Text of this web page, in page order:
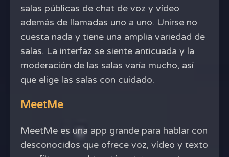
salas públicas de chat de voz y vídeo
además de llamadas uno a uno. Unirse no
cuesta nada y tiene una amplia variedad de
salas. La interfaz se siente anticuada y la
moderación de las salas varía mucho, así
que elige las salas con cuidado.
MeetMe
MeetMe es una app grande para hablar con
desconocidos que ofrece voz, vídeo y texto